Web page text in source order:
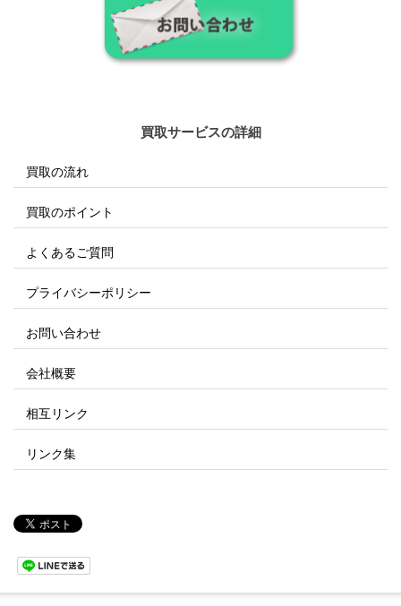
買取サービスの詳細
買取の流れ
買取のポイント
よくあるご質問
プライバシーポリシー
お問い合わせ
会社概要
相互リンク
リンク集